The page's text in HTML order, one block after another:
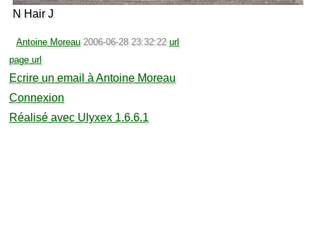
N Hair J
Antoine Moreau 2006-06-28 23:32:22 url
page url
Ecrire un email à Antoine Moreau
Connexion
Réalisé avec Ulyxex 1.6.6.1